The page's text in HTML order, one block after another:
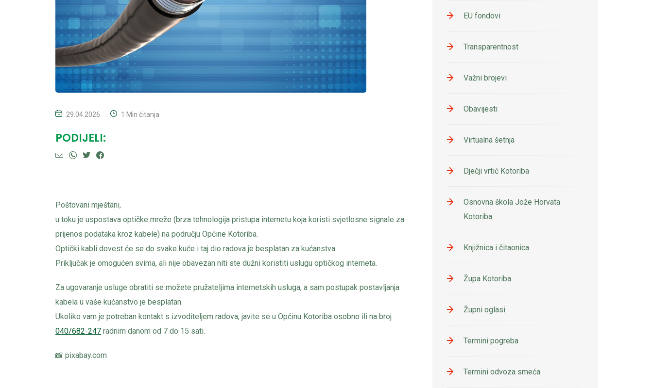
29.04.2026 1 Min čitanja
PODIJELI:
Poštovani mještani,
u toku je uspostava optičke mreže (brza tehnologija pristupa internetu koja koristi svjetlosne signale za
prijenos podataka kroz kabele) na području Općine Kotoriba.
Optički kabli dovest će se do svake kuće i taj dio radova je besplatan za kućanstva.
Priključak je omogućen svima, ali nije obavezan niti ste dužni koristiti uslugu optičkog interneta.
Za ugovaranje usluge obratiti se možete pružateljima internetskih usluga, a sam postupak postavljanja
kabela u vaše kućanstvo je besplatan.
Ukoliko vam je potreban kontakt s izvoditeljem radova, javite se u Općinu Kotoriba osobno ili na broj
040/682-247 radnim danom od 7 do 15 sati.
📸 pixabay.com
EU fondovi
Transparentnost
Važni brojevi
Obavijesti
Virtualna šetnja
Dječji vrtić Kotoriba
Osnovna škola Jože Horvata
Kotoriba
Knjižnica i čitaonica
Župa Kotoriba
Župni oglasi
Termini pogreba
Termini odvoza smeća